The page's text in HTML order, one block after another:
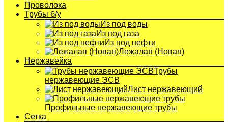
Проволока
Трубы б/у
Из под воды
Из под газа
Из под нефти
Лежалая (Новая)
Нержавейка
Трубы
нержавеющие ЭСВ
Лист нержавеющий
Профильные нержавеющие трубы
Сетка